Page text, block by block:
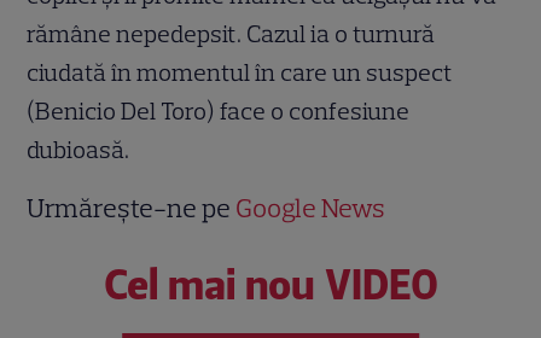
rămâne nepedepsit. Cazul ia o turnură
ciudată în momentul în care un suspect
(Benicio Del Toro) face o confesiune
dubioasă.
Urmărește-ne pe Google News
Cel mai nou VIDEO